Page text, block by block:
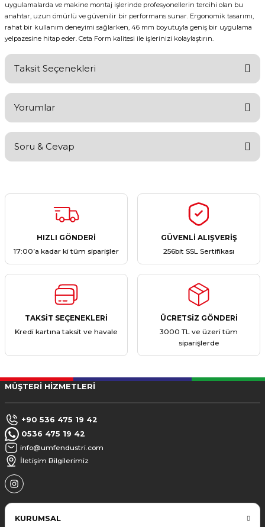
uygulamalarda ve makine montaj işlerinde profesyonellerin tercihi olan bu
anahtar, uzun ömürlü ve güvenilir bir performans sunar. Ergonomik tasarımı,
rahat bir kullanım deneyimi sağlarken, 46 mm boyutuyla geniş bir uygulama
yelpazesine hitap eder. Ceta Form kalitesi ile işlerinizi kolaylaştırın.
Taksit Seçenekleri
Yorumlar
Yorum Yaz
Soru & Cevap
Ürün hakkında henüz soru sorulmamış.
HIZLI GÖNDERİ
17:00’a kadar ki tüm siparişler
GÜVENLİ ALIŞVERİŞ
256bit SSL Sertifikası
TAKSİT SEÇENEKLERİ
Kredi kartına taksit ve havale
ÜCRETSİZ GÖNDERİ
3000 TL ve üzeri tüm
siparişlerde
MÜŞTERİ HİZMETLERİ
+90 536 475 19 42
0536 475 19 42
info@umfendustri.com
İletişim Bilgilerimiz
KURUMSAL